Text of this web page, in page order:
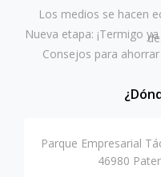
Los medios se hacen
Nueva etapa: ¡Termigo
Consejos para
Parque Empresarial
46980